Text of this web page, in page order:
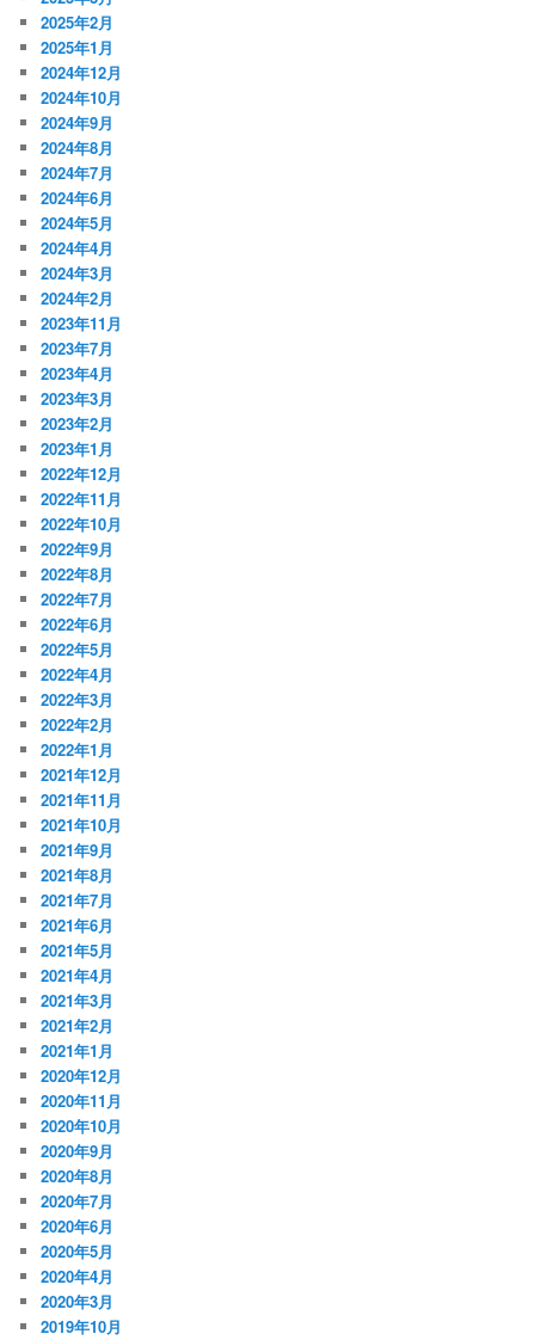
2025年2月
2025年1月
2024年12月
2024年10月
2024年9月
2024年8月
2024年7月
2024年6月
2024年5月
2024年4月
2024年3月
2024年2月
2023年11月
2023年7月
2023年4月
2023年3月
2023年2月
2023年1月
2022年12月
2022年11月
2022年10月
2022年9月
2022年8月
2022年7月
2022年6月
2022年5月
2022年4月
2022年3月
2022年2月
2022年1月
2021年12月
2021年11月
2021年10月
2021年9月
2021年8月
2021年7月
2021年6月
2021年5月
2021年4月
2021年3月
2021年2月
2021年1月
2020年12月
2020年11月
2020年10月
2020年9月
2020年8月
2020年7月
2020年6月
2020年5月
2020年4月
2020年3月
2019年10月